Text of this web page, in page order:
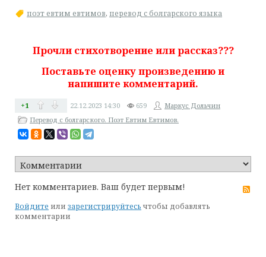
поэт евтим евтимов, перевод с болгарского языка
Прочли стихотворение или рассказ???
Поставьте оценку произведению и
напишите комментарий.
+1 22.12.2023 14:30 659
Маркус Дольчин
Перевод с болгарского. Поэт Евтим Евтимов.
Нет комментариев. Ваш будет первым!
Войдите или зарегистрируйтесь чтобы добавлять
комментарии